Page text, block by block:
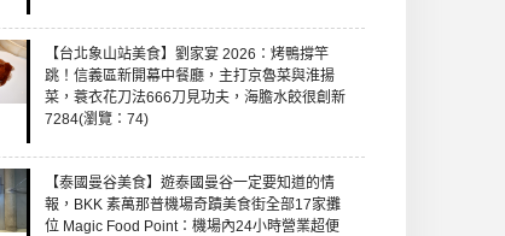
【台北象山站美食】劉家宴 2026：烤鴨撐竿
跳！信義區新開幕中餐廳，主打京魯菜與淮揚
菜，蓑衣花刀法666刀見功夫，海膽水餃很創新
7284(瀏覽：74)
【泰國曼谷美食】遊泰國曼谷一定要知道的情
報，BKK 素萬那普機場奇蹟美食街全部17家攤
位 Magic Food Point：機場內24小時營業超便